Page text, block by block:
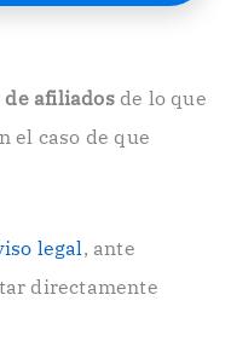
de afiliadosde lo que
el caso de que
legal , ante
directamente